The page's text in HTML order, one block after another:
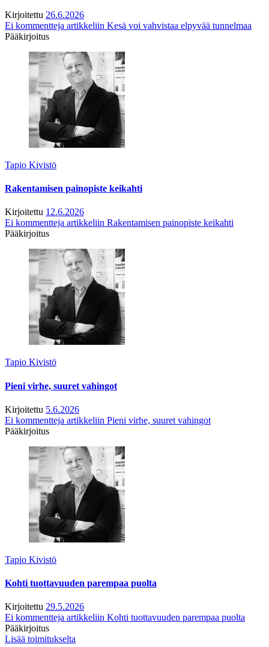
Kirjoitettu 26.6.2026
Ei kommentteja artikkeliin Kesä voi vahvistaa elpyvää tunnelmaa
Pääkirjoitus
Tapio Kivistö
Rakentamisen painopiste keikahti
Kirjoitettu 12.6.2026
Ei kommentteja artikkeliin Rakentamisen painopiste keikahti
Pääkirjoitus
Tapio Kivistö
Pieni virhe, suuret vahingot
Kirjoitettu 5.6.2026
Ei kommentteja artikkeliin Pieni virhe, suuret vahingot
Pääkirjoitus
Tapio Kivistö
Kohti tuottavuuden parempaa puolta
Kirjoitettu 29.5.2026
Ei kommentteja artikkeliin Kohti tuottavuuden parempaa puolta
Pääkirjoitus
Lisää toimitukselta